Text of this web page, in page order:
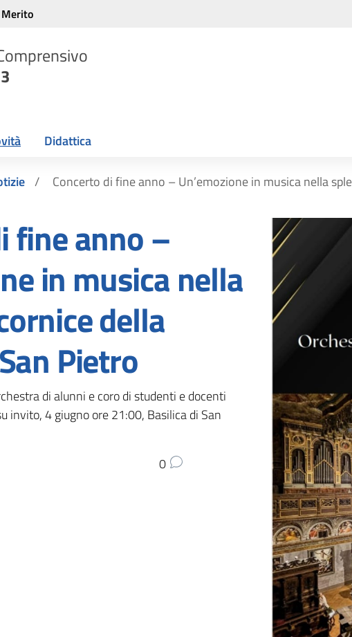
Didattica
Concerto di fine anno – Un’emozione in musica nella
fine anno –
in musica nella
della
Pietro
di alunni e coro di studenti e docenti
invito, 4 giugno ore 21:00, Basilica di San
0